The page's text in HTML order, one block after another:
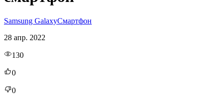
Samsung GalaxyСмартфон
28 апр. 2022
130
0
0